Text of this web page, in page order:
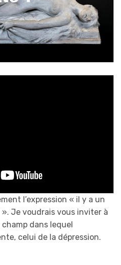
l’expression « il y a un
Je voudrais vous inviter à
dans lequel
celui de la dépression.